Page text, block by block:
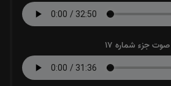
صوت جزء شماره 17